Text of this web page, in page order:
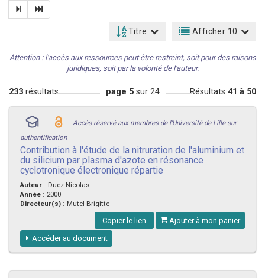
Titre Afficher 10
Attention : l'accès aux ressources peut être restreint, soit pour des raisons
juridiques, soit par la volonté de l'auteur.
233 résultats page 5 sur 24 Résultats 41 à 50
Accès réservé aux membres de l'Université de Lille sur
authentification
Contribution à l'étude de la nitruration de l'aluminium et
du silicium par plasma d'azote en résonance
cyclotronique électronique répartie
Auteur : Duez Nicolas
Année : 2000
Directeur(s) : Mutel Brigitte
Copier le lien Ajouter à mon panier
Accéder au document